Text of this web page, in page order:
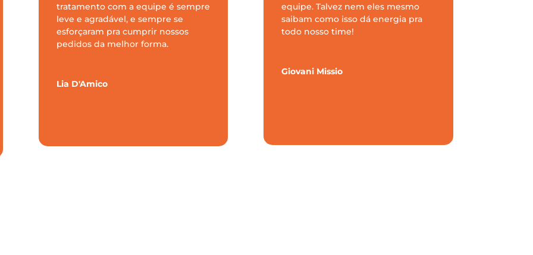
tratamento com a equipe é sempre
leve e agradável, e sempre se
esforçaram pra cumprir nossos
pedidos da melhor forma.
Lia D'Amico
equipe. Talvez nem eles mesmo
saibam como isso dá energia pra
todo nosso time!
Giovani Missio